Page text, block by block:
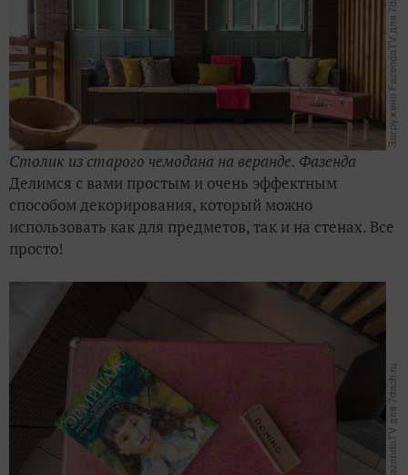
Столик из старого чемодана на веранде. Фазенда
Делимся с вами простым и очень эффектным
способом декорирования, который можно
использовать как для предметов, так и на стенах. Все
просто!